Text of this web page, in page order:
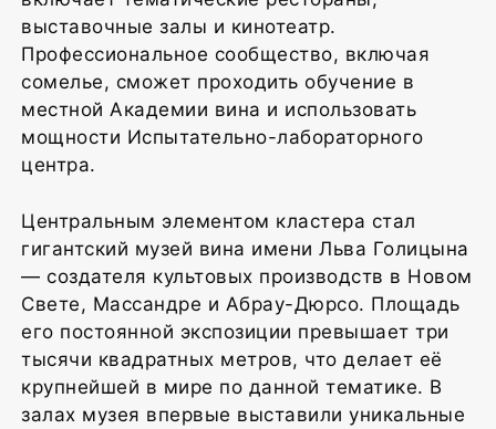
выставочные залы и кинотеатр.
Профессиональное сообщество, включая
сомелье, сможет проходить обучение в
местной Академии вина и использовать
мощности Испытательно-лабораторного
центра.
Центральным элементом кластера стал
гигантский музей вина имени Льва Голицына
— создателя культовых производств в Новом
Свете, Массандре и Абрау-Дюрсо. Площадь
его постоянной экспозиции превышает три
тысячи квадратных метров, что делает её
крупнейшей в мире по данной тематике. В
залах музея впервые выставили уникальные